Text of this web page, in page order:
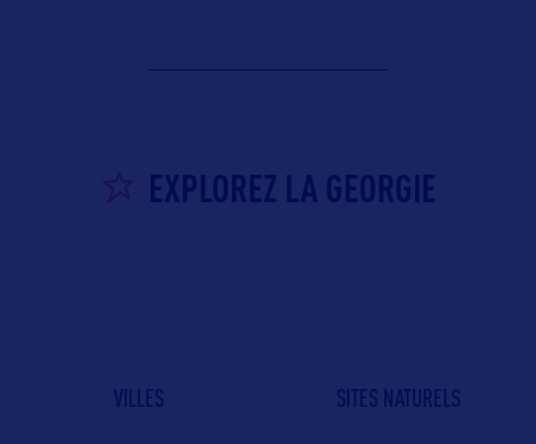
EXPLOREZ LA GEORGIE
VILLES SITES NATURELS